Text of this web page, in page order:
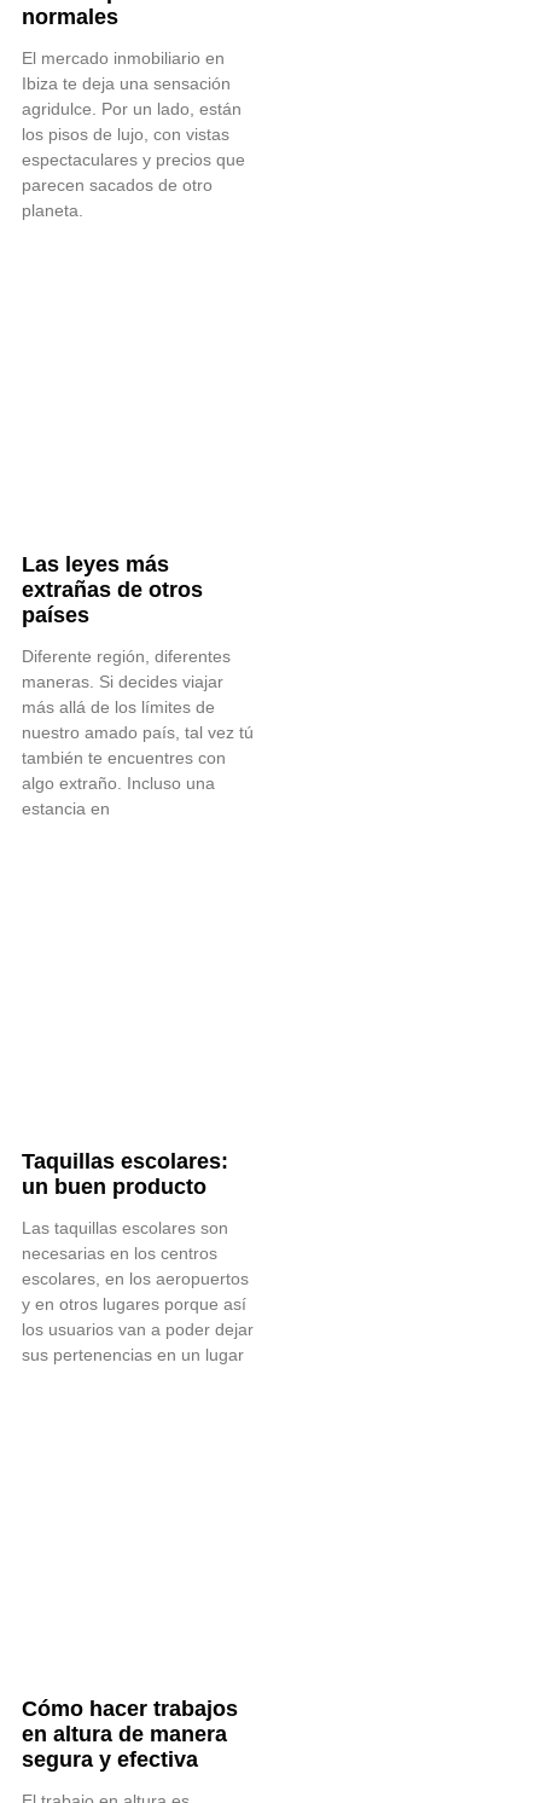
normales
El mercado inmobiliario en
Ibiza te deja una sensación
agridulce. Por un lado, están
los pisos de lujo, con vistas
espectaculares y precios que
parecen sacados de otro
planeta.
Las leyes más
extrañas de otros
países
Diferente región, diferentes
maneras. Si decides viajar
más allá de los límites de
nuestro amado país, tal vez tú
también te encuentres con
algo extraño. Incluso una
estancia en
Taquillas escolares:
un buen producto
Las taquillas escolares son
necesarias en los centros
escolares, en los aeropuertos
y en otros lugares porque así
los usuarios van a poder dejar
sus pertenencias en un lugar
Cómo hacer trabajos
en altura de manera
segura y efectiva